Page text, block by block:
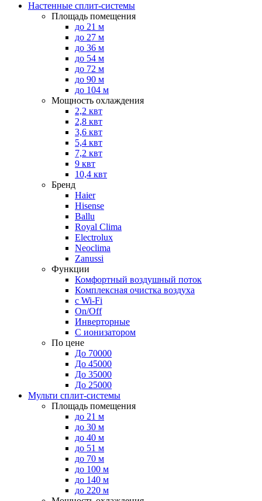
Настенные сплит-системы
Площадь помещения
до 21 м
до 27 м
до 36 м
до 54 м
до 72 м
до 90 м
до 104 м
Мощность охлаждения
2,2 квт
2,8 квт
3,6 квт
5,4 квт
7,2 квт
9 квт
10,4 квт
Бренд
Haier
Hisense
Ballu
Royal Clima
Electrolux
Neoclima
Zanussi
Функции
Комфортный воздушный поток
Комплексная очистка воздуха
с Wi-Fi
On/Off
Инверторные
С ионизатором
По цене
До 70000
До 45000
До 35000
До 25000
Мульти сплит-системы
Площадь помещения
до 21 м
до 30 м
до 40 м
до 51 м
до 70 м
до 100 м
до 140 м
до 220 м